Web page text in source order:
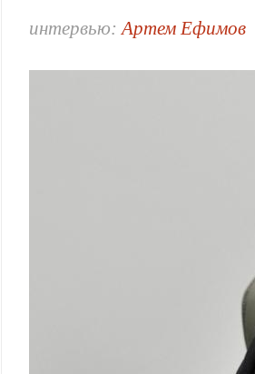
интервью: Артем Ефимов